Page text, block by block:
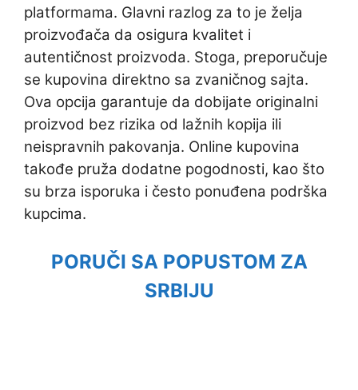
platformama. Glavni razlog za to je želja
proizvođača da osigura kvalitet i
autentičnost proizvoda. Stoga, preporučuje
se kupovina direktno sa zvaničnog sajta.
Ova opcija garantuje da dobijate originalni
proizvod bez rizika od lažnih kopija ili
neispravnih pakovanja. Online kupovina
takođe pruža dodatne pogodnosti, kao što
su brza isporuka i često ponuđena podrška
kupcima.
PORUČI SA POPUSTOM ZA
SRBIJU